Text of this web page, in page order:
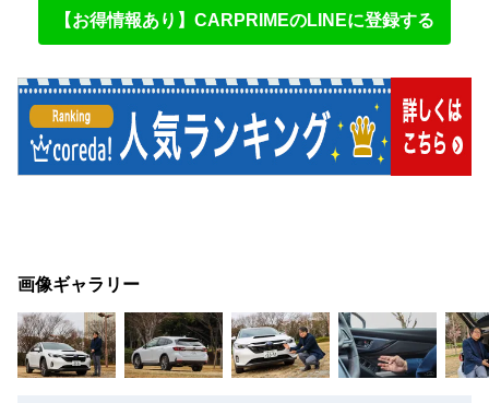
【お得情報あり】CARPRIMEのLINEに登録する
画像ギャラリー